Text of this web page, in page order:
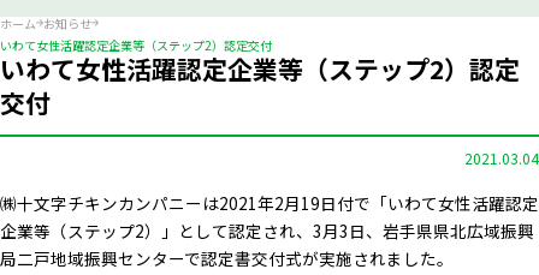
ホーム お知らせ
いわて女性活躍認定企業等（ステップ2）認定交付
いわて女性活躍認定企業等（ステップ2）認定
交付
2021.03.04
㈱十文字チキンカンパニーは2021年2月19日付で「いわて女性活躍認定
企業等（ステップ2）」として認定され、3月3日、岩手県県北広域振興
局二戸地域振興センターで認定書交付式が実施されました。